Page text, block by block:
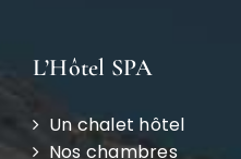
L’Hôtel SPA
Un chalet hôtel
Nos chambres